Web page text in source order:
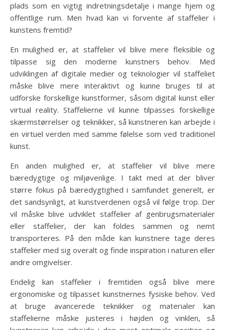
plads som en vigtig indretningsdetalje i mange hjem og
offentlige rum. Men hvad kan vi forvente af staffelier i
kunstens fremtid?
En mulighed er, at staffelier vil blive mere fleksible og
tilpasse sig den moderne kunstners behov. Med
udviklingen af digitale medier og teknologier vil staffeliet
måske blive mere interaktivt og kunne bruges til at
udforske forskellige kunstformer, såsom digital kunst eller
virtual reality. Staffelierne vil kunne tilpasses forskellige
skærmstørrelser og teknikker, så kunstneren kan arbejde i
en virtuel verden med samme følelse som ved traditionel
kunst.
En anden mulighed er, at staffelier vil blive mere
bæredygtige og miljøvenlige. I takt med at der bliver
større fokus på bæredygtighed i samfundet generelt, er
det sandsynligt, at kunstverdenen også vil følge trop. Der
vil måske blive udviklet staffelier af genbrugsmaterialer
eller staffelier, der kan foldes sammen og nemt
transporteres. På den måde kan kunstnere tage deres
staffelier med sig overalt og finde inspiration i naturen eller
andre omgivelser.
Endelig kan staffelier i fremtiden også blive mere
ergonomiske og tilpasset kunstnernes fysiske behov. Ved
at bruge avancerede teknikker og materialer kan
staffelierne måske justeres i højden og vinklen, så